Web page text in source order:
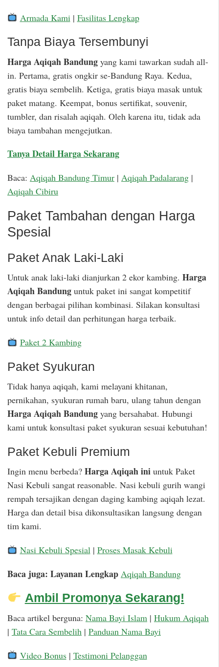
Armada Kami | Fasilitas Lengkap
Tanpa Biaya Tersembunyi
Harga Aqiqah Bandung yang kami tawarkan sudah all-
in. Pertama, gratis ongkir se-Bandung Raya. Kedua,
gratis biaya sembelih. Ketiga, gratis biaya masak untuk
paket matang. Keempat, bonus sertifikat, souvenir,
tumbler, dan risalah aqiqah. Oleh karena itu, tidak ada
biaya tambahan mengejutkan.
Tanya Detail Harga Sekarang
Baca: Aqiqah Bandung Timur | Aqiqah Padalarang |
Aqiqah Cibiru
Paket Tambahan dengan Harga
Spesial
Paket Anak Laki-Laki
Untuk anak laki-laki dianjurkan 2 ekor kambing. Harga
Aqiqah Bandung untuk paket ini sangat kompetitif
dengan berbagai pilihan kombinasi. Silakan konsultasi
untuk info detail dan perhitungan harga terbaik.
Paket 2 Kambing
Paket Syukuran
Tidak hanya aqiqah, kami melayani khitanan,
pernikahan, syukuran rumah baru, ulang tahun dengan
Harga Aqiqah Bandung yang bersahabat. Hubungi
kami untuk konsultasi paket syukuran sesuai kebutuhan!
Paket Kebuli Premium
Ingin menu berbeda? Harga Aqiqah ini untuk Paket
Nasi Kebuli sangat reasonable. Nasi kebuli gurih wangi
rempah tersajikan dengan daging kambing aqiqah lezat.
Harga dan detail bisa dikonsultasikan langsung dengan
tim kami.
Nasi Kebuli Spesial| Proses Masak Kebuli
Baca juga: Layanan Lengkap Aqiqah Bandung
Ambil Promonya Sekarang!
Baca artikel berguna: Nama Bayi Islam | Hukum Aqiqah
| Tata Cara Sembelih | Panduan Nama Bayi
Video Bonus| Testimoni Pelanggan